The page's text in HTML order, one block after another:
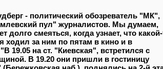
- политический обозреватель "МК",
пул" журналистов. Мы думаем,
долго смеяться, когда узнает, что
ходил за ним по пятам в кино и в
19.05 на ст. "Киевская", встретился с
В 19.20 они пришли в гостиницу